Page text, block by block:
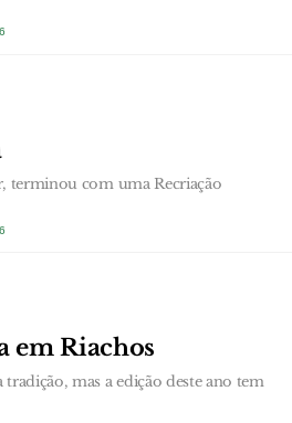
terminou com uma Recriação
em Riachos
tradição, mas a edição deste ano tem